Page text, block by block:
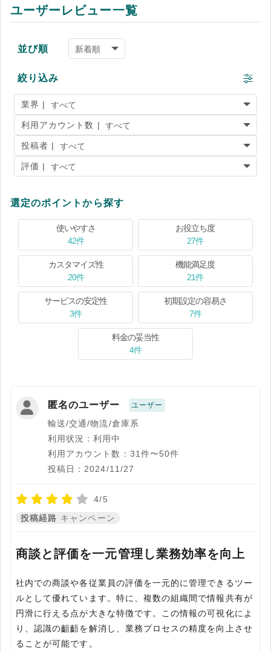
ユーザーレビュー一覧
並び順
絞り込み
業界 |
利用アカウント数 |
投稿者 |
評価 |
選定のポイントから探す
使いやすさ
42件
お役立ち度
27件
カスタマイズ性
20件
機能満足度
21件
サービスの安定性
3件
初期設定の容易さ
7件
料金の妥当性
4件
匿名のユーザー ユーザー
輸送/交通/物流/倉庫系
利用状況：利用中
利用アカウント数：31件〜50件
投稿日：2024/11/27
4/5
投稿経路 キャンペーン
商談と評価を一元管理し業務効率を向上
社内での商談や各従業員の評価を一元的に管理できるツー
ルとして優れています。特に、複数の組織間で情報共有が
円滑に行える点が大きな特徴です。この情報の可視化によ
り、認識の齟齬を解消し、業務プロセスの精度を向上させ
ることが可能です。